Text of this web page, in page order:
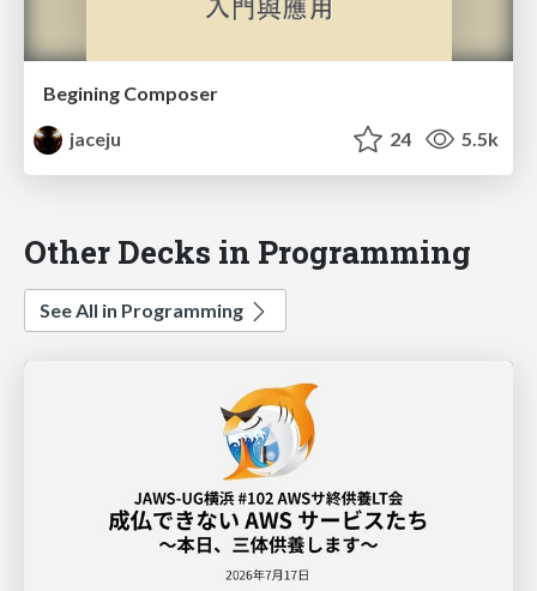
Begining Composer
jaceju
24 5.5k
Other Decks in Programming
See All in Programming